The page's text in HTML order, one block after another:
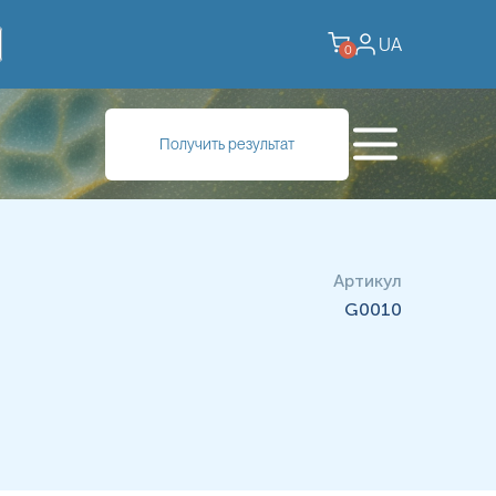
0 UA
Получить результат
около 10-20% белка плазмы крови. IgG
из двух идентичных тяжелых цепей (γ) и двух
размеры и способен проникать через плаценту,
в разных концентрациях, изменяющихся с возрастом.
значений взрослых людей до 5-7 лет, тогда как
полураспада примерно 7 дней. Все 4 подкласса
домене CH2. Эти участки участвуют в связывании
точки зрения активации FcγR-экспрессирующих клеток,
Он отвечает за иммунный ответ против Moraxella
IgG3. Антитела IgG3 известны своей
дефицитами других подклассов, особенно IgG1. У людей
Артикул
G0010